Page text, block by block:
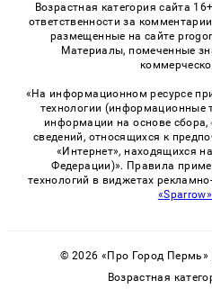
Возрастная категория сайта
ответственности за
размещенные на сайте
Материалы, помеченные
«На информационном ресурсе
технологии (информационные
информации на основе сбора,
сведений, относящихся к
«Интернет», находящихся
Федерации)». Правила
технологий в виджетах
© 2026 «Про Город
Возрастная